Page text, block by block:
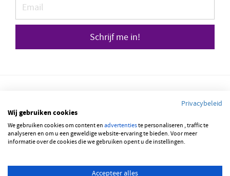
Schrijf me in!
© 2026 JOBBSQUARE
NEDERLANDS ENGLISH
Privacybeleid
Wij gebruiken cookies
We gebruiken cookies om content en advertentieste personaliseren , traffic te
analyseren en om u een geweldige website-ervaring te bieden. Voor meer
informatie over de cookies die we gebruiken opent u de instellingen.
Accepteer alles